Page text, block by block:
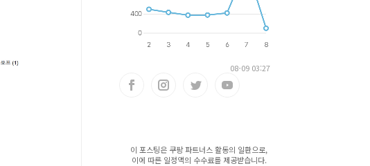
08-09 03:27
이 포스팅은 쿠팡 파트너스 활동의 일환으로,
이에 따른 일정액의 수수료를 제공받습니다.